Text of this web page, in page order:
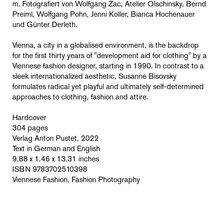
m. Fotografiert von Wolfgang Zac, Atelier Olschinsky, Bernd
Preiml, Wolfgang Pohn, Jenni Koller, Bianca Hochenauer
und Günter Derleth.
Vienna, a city in a globalised environment, is the backdrop
for the first thirty years of "development aid for clothing" by a
Viennese fashion designer, starting in 1990. In contrast to a
sleek internationalized aesthetic, Susanne Bisovsky
formulates radical yet playful and ultimately self-determined
approaches to clothing, fashion and attire.
Hardcover
304 pages
Verlag Anton Pustet, 2022
Text in German and English
9.88 x 1.46 x 13.31 inches
ISBN 9783702510398
Viennese Fashion, Fashion Photography